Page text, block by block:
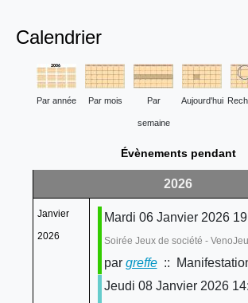
Calendrier
Par année Par mois Par
semaine
Aujourd'hui
Évènements pendant
2026
Janvier
2026
Mardi 06 Janvier 2026
Soirée Jeux de société -
par greffe::
Jeudi 08 Janvier 2026